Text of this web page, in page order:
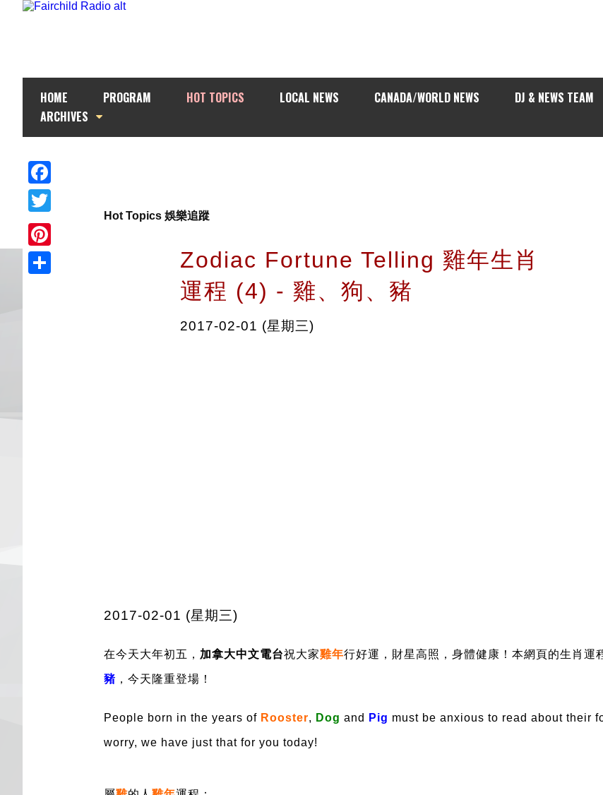
HOME PROGRAM HOT TOPICS LOCAL NEWS CANADA/WORLD NEWS DJ & NEWS TEAM
ARCHIVES
Facebook
Twitter
Pinterest
Hot Topics 娛樂追蹤
Zodiac Fortune Telling 雞年生肖
運程 (4) - 雞、狗、豬
2017-02-01 (星期三)
2017-02-01 (星期三)
在今天大年初五， 加拿大中文電台祝大家雞年行好運，財星高照，身體健康！本網頁的生肖運
豬 ，今天隆重登場！
People born in the years of Rooster, Dog and Pig must be anxious to read about their
worry, we have just that for you today!